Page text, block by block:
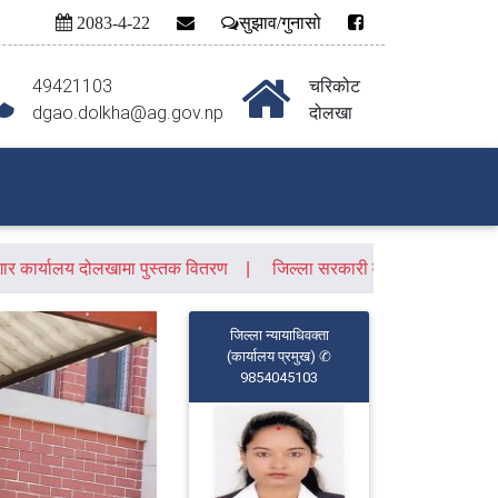
2083-4-22 सुझाव/गुनासो
49421103
dgao.dolkha@ag.gov.np
चरिकोट
दोलखा
कार्यालय दोलखामा पुस्तक वितरण जिल्ला सरकारी वकील कार्यालय
जिल्ला न्यायाधिवक्ता
(कार्यालय प्रमुख) ✆
9854045103